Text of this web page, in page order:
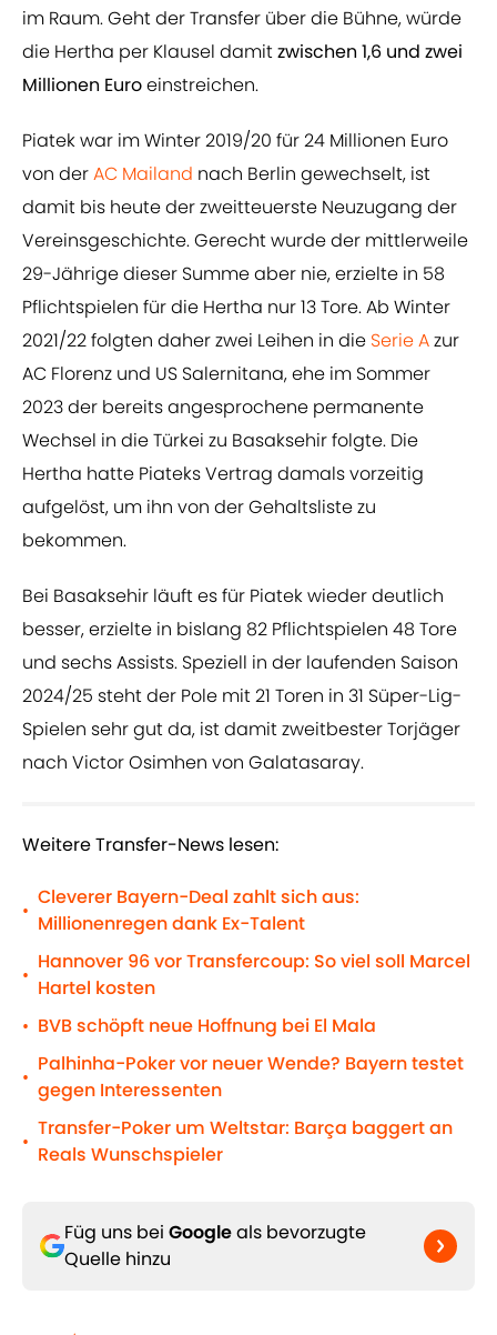
im Raum. Geht der Transfer über die Bühne, würde
die Hertha per Klausel damitzwischen 1,6 und zwei
Millionen Euroeinstreichen.
Piatek war im Winter 2019/20 für 24 Millionen Euro
von derAC Mailand nach Berlin gewechselt, ist
damit bis heute der zweitteuerste Neuzugang der
Vereinsgeschichte. Gerecht wurde der mittlerweile
29-Jährige dieser Summe aber nie, erzielte in 58
Pflichtspielen für die Hertha nur 13 Tore. Ab Winter
2021/22 folgten daher zwei Leihen in die Serie Azur
AC Florenz und US Salernitana, ehe im Sommer
2023 der bereits angesprochene permanente
Wechsel in die Türkei zu Basaksehir folgte. Die
Hertha hatte Piateks Vertrag damals vorzeitig
aufgelöst, um ihn von der Gehaltsliste zu
bekommen.
Bei Basaksehir läuft es für Piatek wieder deutlich
besser, erzielte in bislang 82 Pflichtspielen 48 Tore
und sechs Assists. Speziell in der laufenden Saison
2024/25 steht der Pole mit 21 Toren in 31 Süper-Lig-
Spielen sehr gut da, ist damit zweitbester Torjäger
nach Victor Osimhen von Galatasaray.
Weitere Transfer-News lesen:
•
Cleverer Bayern-Deal zahlt sich aus:
Millionenregen dank Ex-Talent
•
Hannover 96 vor Transfercoup: So viel soll Marcel
Hartel kosten
• BVB schöpft neue Hoffnung bei El Mala
•
Palhinha-Poker vor neuer Wende? Bayern testet
gegen Interessenten
•
Transfer-Poker um Weltstar: Barça baggert an
Reals Wunschspieler
Füg uns bei Googleals bevorzugte
Quelle hinzu